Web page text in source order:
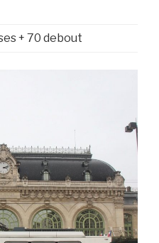
+ 70 debout